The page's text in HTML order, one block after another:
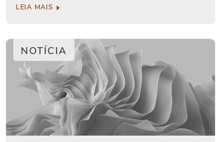
LEIA MAIS
NOTÍCIA